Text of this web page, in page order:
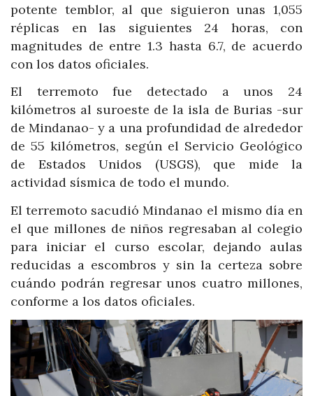
potente temblor, al que siguieron unas 1,055
réplicas en las siguientes 24 horas, con
magnitudes de entre 1.3 hasta 6.7, de acuerdo
con los datos oficiales.
El terremoto fue detectado a unos 24
kilómetros al suroeste de la isla de Burias -sur
de Mindanao- y a una profundidad de alrededor
de 55 kilómetros, según el Servicio Geológico
de Estados Unidos (USGS), que mide la
actividad sísmica de todo el mundo.
El terremoto sacudió Mindanao el mismo día en
el que millones de niños regresaban al colegio
para iniciar el curso escolar, dejando aulas
reducidas a escombros y sin la certeza sobre
cuándo podrán regresar unos cuatro millones,
conforme a los datos oficiales.